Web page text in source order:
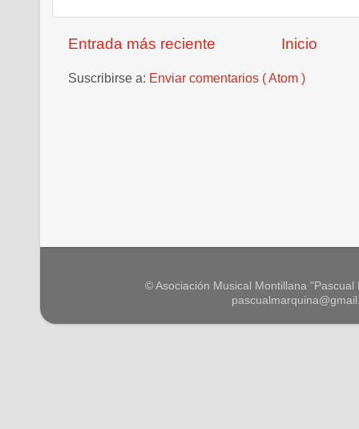
Entrada más reciente Inicio
Suscribirse a: Enviar comentarios ( Atom )
© Asociación Musical Montillana